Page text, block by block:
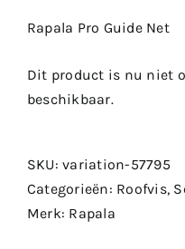
Rapala Pro Guide Net
Dit product is nu niet
beschikbaar.
SKU:variation-57795
Categorieën: Roofvis,
Merk: Rapala